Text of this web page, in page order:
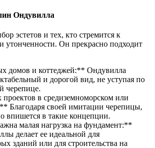
Ондувилла
эстетов и тех, кто стремится к
утонченности. Он прекрасно подходит
домов и коттеджей:** Ондувилла
и дорогой вид, не уступая по
черепице.
в средиземноморском или
Благодаря своей имитации черепицы,
впишется в такие концепции.
малая нагрузка на фундамент:**
делает ее идеальной для
зданий или для строительства на